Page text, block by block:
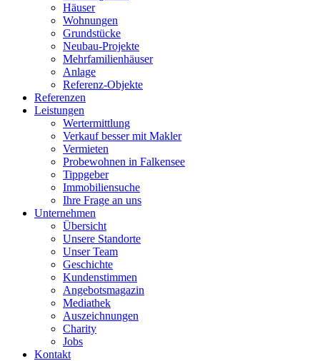
Häuser
Wohnungen
Grundstücke
Neubau-Projekte
Mehrfamilienhäuser
Anlage
Referenz-Objekte
Referenzen
Leistungen
Wertermittlung
Verkauf besser mit Makler
Vermieten
Probewohnen in Falkensee
Tippgeber
Immobiliensuche
Ihre Frage an uns
Unternehmen
Übersicht
Unsere Standorte
Unser Team
Geschichte
Kundenstimmen
Angebotsmagazin
Mediathek
Auszeichnungen
Charity
Jobs
Kontakt